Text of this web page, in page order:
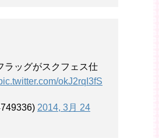
ラッグがスクフェス仕
okJ2rqI3fS
2014, 3月 24